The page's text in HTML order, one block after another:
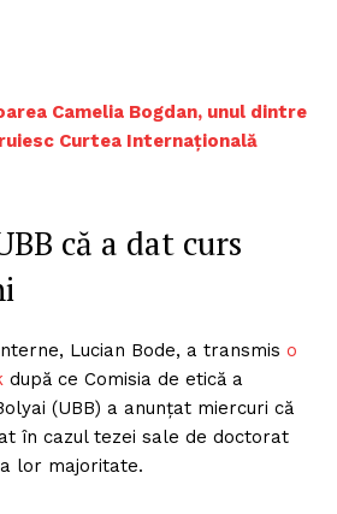
Camelia Bogdan, unul dintre
Curtea Internațională
că a dat curs
Lucian Bode, a transmis o
după ce Comisia de etică a
(UBB) a anunțat miercuri că
în cazul tezei sale de doctorat
lor majoritate.